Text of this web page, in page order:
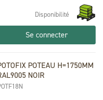
Disponibilité
Se connecter
POTEAU H=1750MM
NOIR